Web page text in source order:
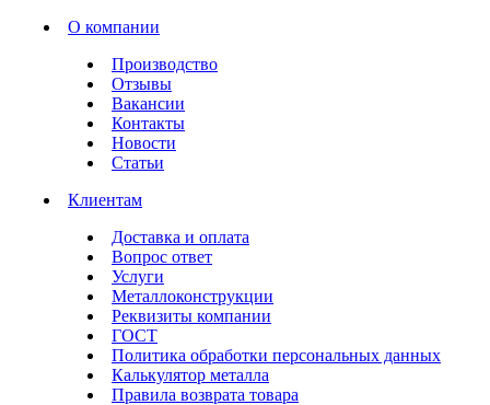
О компании
Производство
Отзывы
Вакансии
Контакты
Новости
Статьи
Клиентам
Доставка и оплата
Вопрос ответ
Услуги
Металлоконструкции
Реквизиты компании
ГОСТ
Политика обработки персональных данных
Калькулятор металла
Правила возврата товара